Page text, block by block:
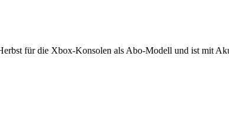
für die Xbox-Konsolen als Abo-Modell und ist mit